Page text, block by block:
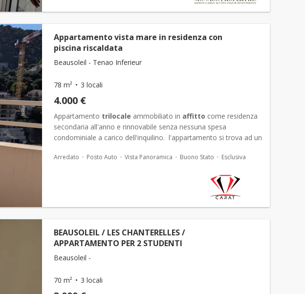
Appartamento vista mare in residenza con
piscina riscaldata
Beausoleil - Tenao Inferieur
78 m² 3 locali
4.000 €
Appartamento trilocale ammobiliato in affitto come residenza
secondaria all'anno e rinnovabile senza nessuna spesa
condominiale a carico dell'inquilino. l'appartamento si trova ad un
Arredato Posto Auto Vista Panoramica Buono Stato Esclusiva
BEAUSOLEIL / LES CHANTERELLES /
APPARTAMENTO PER 2 STUDENTI
Beausoleil -
70 m² 3 locali